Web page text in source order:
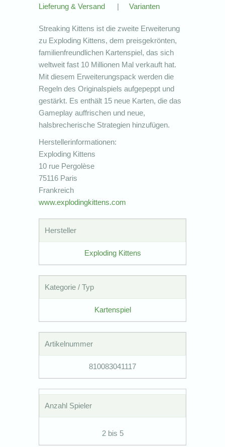
Lieferung & Versand | Varianten
Streaking Kittens ist die zweite Erweiterung
zu Exploding Kittens, dem preisgekrönten,
familienfreundlichen Kartenspiel, das sich
weltweit fast 10 Millionen Mal verkauft hat.
Mit diesem Erweiterungspack werden die
Regeln des Originalspiels aufgepeppt und
gestärkt. Es enthält 15 neue Karten, die das
Gameplay auffrischen und neue,
halsbrecherische Strategien hinzufügen.
Herstellerinformationen:
Exploding Kittens
10 rue Pergolèse
75116 Paris
Frankreich
www.explodingkittens.com
Hersteller
Exploding Kittens
Kategorie / Typ
Kartenspiel
Artikelnummer
810083041117
Anzahl Spieler
2 bis 5